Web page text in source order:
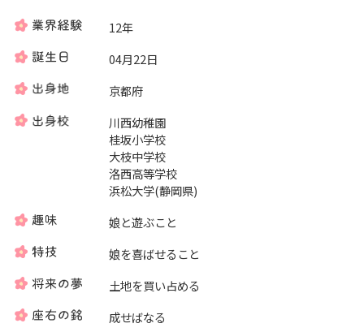
12年
04月22日
京都府
川西幼稚園
桂坂小学校
大枝中学校
洛西高等学校
浜松大学(静岡県)
娘と遊ぶこと
娘を喜ばせること
土地を買い占める
成せばなる